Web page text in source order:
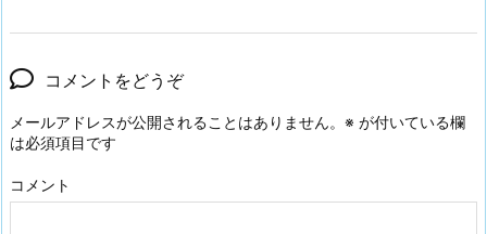
コメントをどうぞ
メールアドレスが公開されることはありません。 ※ が付いている欄
は必須項目です
コメント